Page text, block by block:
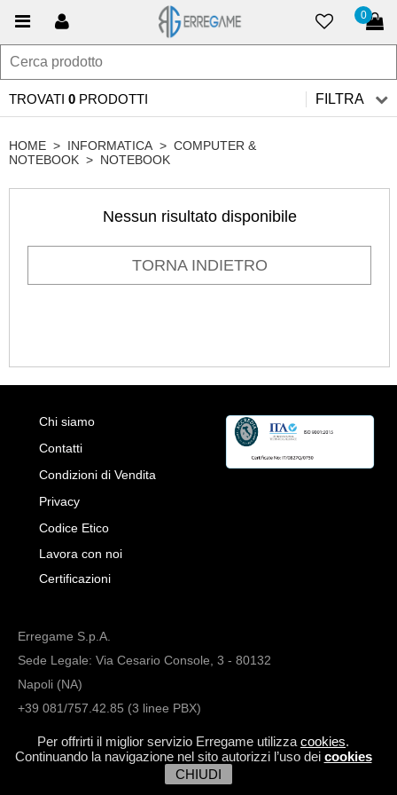
Per offrirti il miglior servizio Erregame utilizza cookies.
Continuando la navigazione nel sito autorizzi l’uso dei cookies
CHIUDI
0
TROVATI 0 PRODOTTI FILTRA
HOME > INFORMATICA > COMPUTER &
NOTEBOOK > NOTEBOOK
Nessun risultato disponibile
TORNA INDIETRO
Chi siamo
Contatti
Condizioni di Vendita
Privacy
Codice Etico
Lavora con noi
Certificazioni
Erregame S.p.A.
Sede Legale: Via Cesario Console, 3 - 80132
Napoli (NA)
+39 081/757.42.85 (3 linee PBX)